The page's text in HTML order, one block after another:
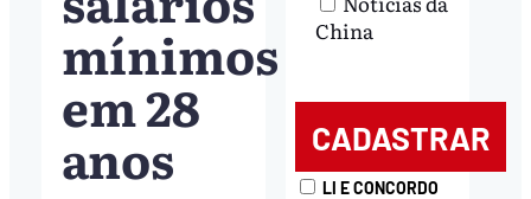
mínimos
em 28
anos
China
LI E CONCORDO